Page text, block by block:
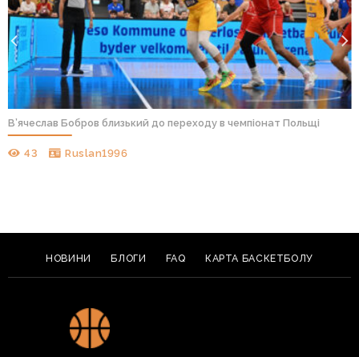
В’ячеслав Бобров близький до переходу в чемпіонат Польщі
43 Ruslan1996
НОВИНИ БЛОГИ FAQ КАРТА БАСКЕТБОЛУ